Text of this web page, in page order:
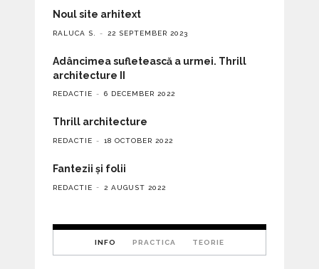
Noul site arhitext
RALUCA S. 22 SEPTEMBER 2023
Adâncimea sufletească a urmei. Thrill
architecture II
REDACTIE 6 DECEMBER 2022
Thrill architecture
REDACTIE 18 OCTOBER 2022
Fantezii și folii
REDACTIE 2 AUGUST 2022
INFO PRACTICA TEORIE